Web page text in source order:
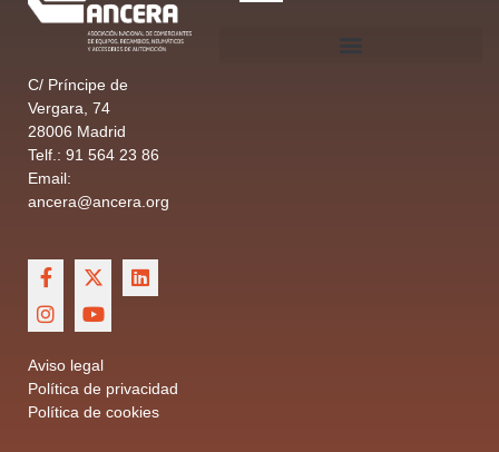
C/ Príncipe de
Vergara, 74
28006 Madrid
Telf.: 91 564 23 86
Email:
ancera@ancera.org
Aviso legal
Política de privacidad
Política de cookies